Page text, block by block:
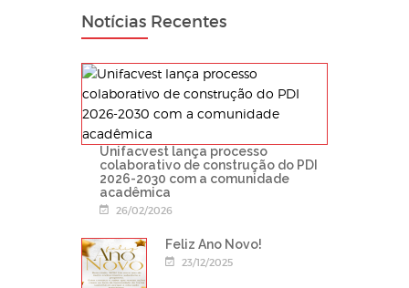
Notícias Recentes
Unifacvest lança processo
colaborativo de construção do PDI
2026-2030 com a comunidade
acadêmica
26/02/2026
Feliz Ano Novo!
23/12/2025